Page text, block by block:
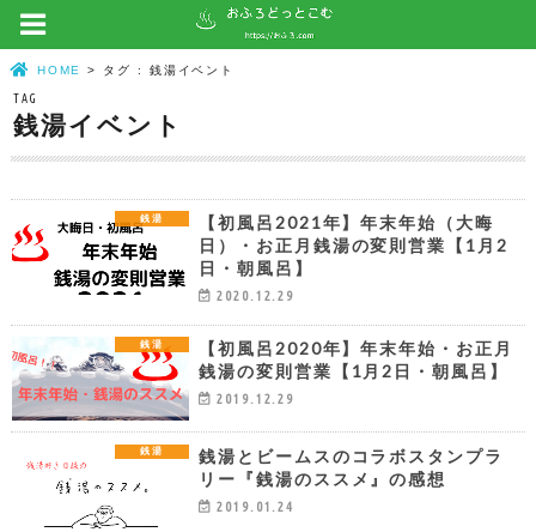
HOME タグ : 銭湯イベント
TAG
銭湯イベント
銭湯
【初風呂2021年】年末年始（大晦
日）・お正月銭湯の変則営業【1月2
日・朝風呂】
2020.12.29
銭湯
【初風呂2020年】年末年始・お正月
銭湯の変則営業【1月2日・朝風呂】
2019.12.29
銭湯
銭湯とビームスのコラボスタンプラ
リー『銭湯のススメ』の感想
2019.01.24